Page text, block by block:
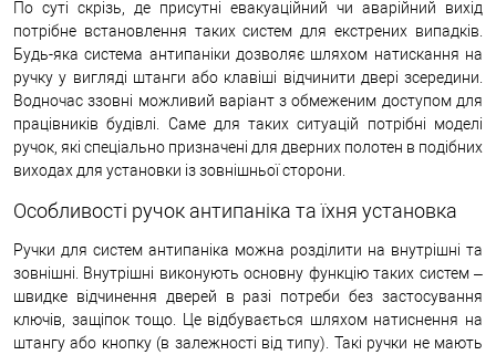
По суті скрізь, де присутні евакуаційний чи аварійний вихід
потрібне встановлення таких систем для екстрених випадків.
Будь-яка система антипаніки дозволяє шляхом натискання на
ручку у вигляді штанги або клавіші відчинити двері зсередини.
Водночас ззовні можливий варіант з обмеженим доступом для
працівників будівлі. Саме для таких ситуацій потрібні моделі
ручок, які спеціально призначені для дверних полотен в подібних
виходах для установки із зовнішньої сторони.
Особливості ручок антипаніка та їхня установка
Ручки для систем антипаніка можна розділити на внутрішні та
зовнішні. Внутрішні виконують основну функцію таких систем –
швидке відчинення дверей в разі потреби без застосування
ключів, защіпок тощо. Це відбувається шляхом натиснення на
штангу або кнопку (в залежності від типу). Такі ручки не мають